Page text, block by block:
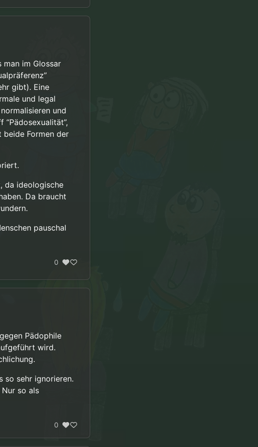
im Glossar
gibt). Eine
und legal
und
beide Formen der
da ideologische
Da braucht
pauschal
0
Pädophile
wird.
so sehr ignorieren.
so als
0